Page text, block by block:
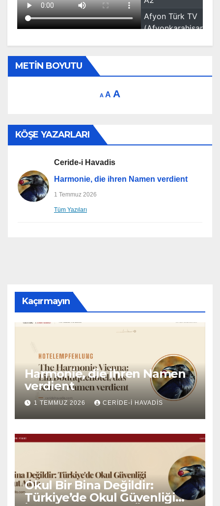
METIN BOYUTU
A Decrease
A Reset
A
KÖŞE YAZARLARI
Ceride-i Havadis
Harmonie, die ihren Namen verdient
1 Temmuz 2026
Tüm Yazıları
Kaçırmayın
Harmonie, die ihren Namen
verdient
1 TEMMUZ 2026 CERIDE-I HAVADIS
Okul Bir Bina Değildir:
Türkiye’de Okul Güvenliği